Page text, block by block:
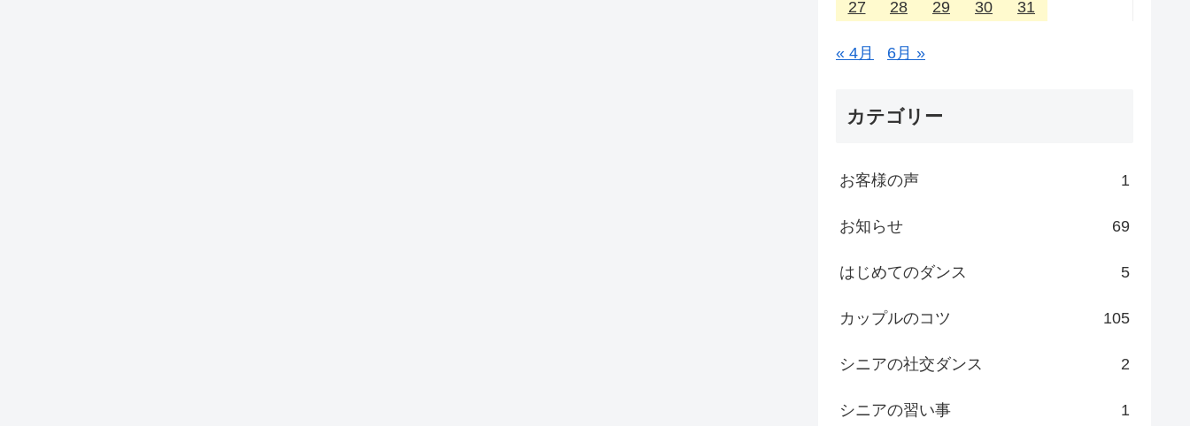
27
28 29 30 31
« 4月 6月 »
カテゴリー
お客様の声 1
お知らせ 69
はじめてのダンス 5
カップルのコツ 105
シニアの社交ダンス 2
シニアの習い事 1